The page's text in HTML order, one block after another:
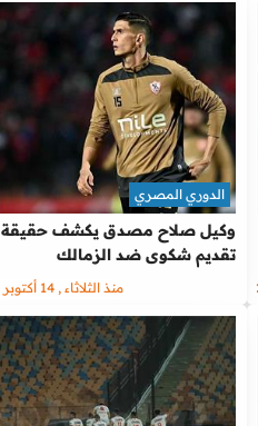
وكيل صلاح مصدق يكشف حقيقة
تقديم شكوى ضد الزمالك
الدوري المصري
منذ الثلاثاء , 14 أكتوبر 2025